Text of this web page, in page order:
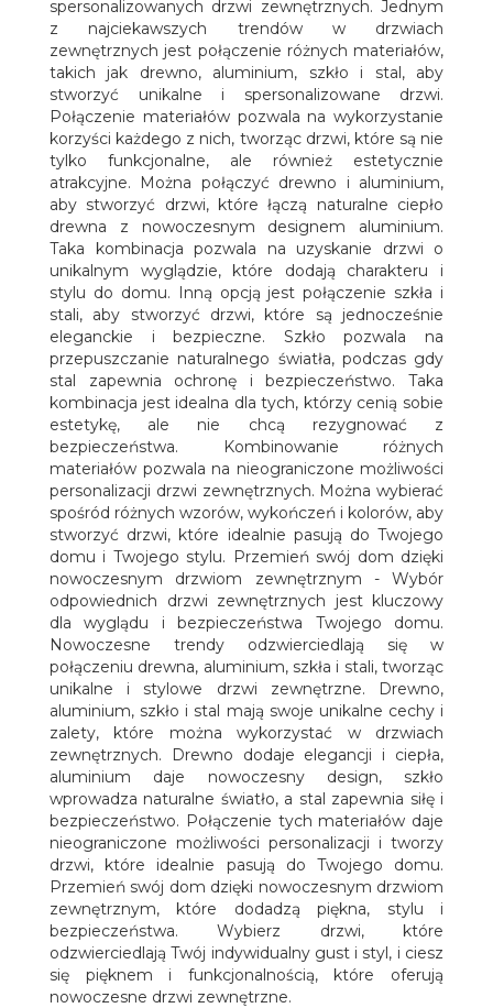
spersonalizowanych drzwi zewnętrznych. Jednym
z najciekawszych trendów w drzwiach
zewnętrznych jest połączenie różnych materiałów,
takich jak drewno, aluminium, szkło i stal, aby
stworzyć unikalne i spersonalizowane drzwi.
Połączenie materiałów pozwala na wykorzystanie
korzyści każdego z nich, tworząc drzwi, które są nie
tylko funkcjonalne, ale również estetycznie
atrakcyjne. Można połączyć drewno i aluminium,
aby stworzyć drzwi, które łączą naturalne ciepło
drewna z nowoczesnym designem aluminium.
Taka kombinacja pozwala na uzyskanie drzwi o
unikalnym wyglądzie, które dodają charakteru i
stylu do domu. Inną opcją jest połączenie szkła i
stali, aby stworzyć drzwi, które są jednocześnie
eleganckie i bezpieczne. Szkło pozwala na
przepuszczanie naturalnego światła, podczas gdy
stal zapewnia ochronę i bezpieczeństwo. Taka
kombinacja jest idealna dla tych, którzy cenią sobie
estetykę, ale nie chcą rezygnować z
bezpieczeństwa. Kombinowanie różnych
materiałów pozwala na nieograniczone możliwości
personalizacji drzwi zewnętrznych. Można wybierać
spośród różnych wzorów, wykończeń i kolorów, aby
stworzyć drzwi, które idealnie pasują do Twojego
domu i Twojego stylu. Przemień swój dom dzięki
nowoczesnym drzwiom zewnętrznym - Wybór
odpowiednich drzwi zewnętrznych jest kluczowy
dla wyglądu i bezpieczeństwa Twojego domu.
Nowoczesne trendy odzwierciedlają się w
połączeniu drewna, aluminium, szkła i stali, tworząc
unikalne i stylowe drzwi zewnętrzne. Drewno,
aluminium, szkło i stal mają swoje unikalne cechy i
zalety, które można wykorzystać w drzwiach
zewnętrznych. Drewno dodaje elegancji i ciepła,
aluminium daje nowoczesny design, szkło
wprowadza naturalne światło, a stal zapewnia siłę i
bezpieczeństwo. Połączenie tych materiałów daje
nieograniczone możliwości personalizacji i tworzy
drzwi, które idealnie pasują do Twojego domu.
Przemień swój dom dzięki nowoczesnym drzwiom
zewnętrznym, które dodadzą piękna, stylu i
bezpieczeństwa. Wybierz drzwi, które
odzwierciedlają Twój indywidualny gust i styl, i ciesz
się pięknem i funkcjonalnością, które oferują
nowoczesne drzwi zewnętrzne.